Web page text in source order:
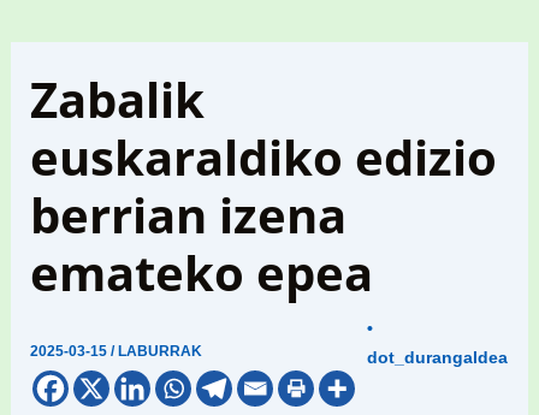
Zabalik
euskaraldiko edizio
berrian izena
emateko epea
2025-03-15/ LABURRAK
•
dot_durangaldea